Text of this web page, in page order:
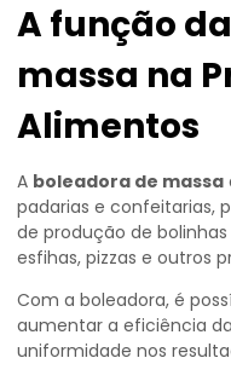
A função da
massa na
Alimentos
A boleadora de massa
padarias e confeitarias,
de produção de
esfihas, pizzas e outros
Com a boleadora, é
aumentar a eficiência
uniformidade nos